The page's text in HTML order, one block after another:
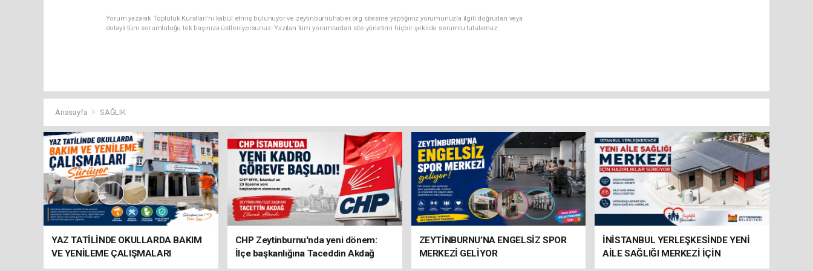
Yorum yazarak Topluluk Kuralları’nı kabul etmiş bulunuyor ve zeytinburnuhaber.org sitesine yaptığınız yorumunuzla ilgili doğrudan veya
dolaylı tüm sorumluluğu tek başınıza üstleniyorsunuz. Yazılan tüm yorumlardan site yönetimi hiçbir şekilde sorumlu tutulamaz.
Anasayfa SAĞLIK
YAZ TATİLİNDE OKULLARDA BAKIM
VE YENİLEME ÇALIŞMALARI
SÜRÜYOR
CHP Zeytinburnu'nda yeni dönem:
İlçe başkanlığına Taceddin Akdağ
atandı
ZEYTİNBURNU’NA ENGELSİZ SPOR
MERKEZİ GELİYOR
İNİSTANBUL YERLEŞKESİNDE YENİ
AİLE SAĞLIĞI MERKEZİ İÇİN
HAZIRLIKLAR SÜRÜYOR